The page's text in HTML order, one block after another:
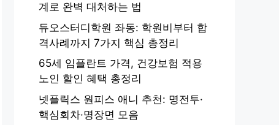
계로 완벽 대처하는 법
듀오스터디학원 좌동: 학원비부터 합
격사례까지 7가지 핵심 총정리
65세 임플란트 가격, 건강보험 적용
노인 할인 혜택 총정리
넷플릭스 원피스 애니 추천: 명전투·
핵심회차·명장면 모음